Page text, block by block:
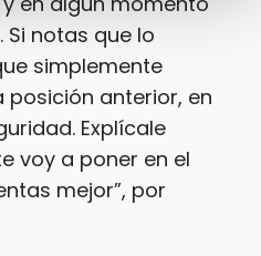
notas que lo
simplemente
posición anterior, en
Explícale
voy a poner en el
mejor”, por